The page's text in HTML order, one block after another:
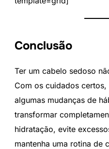
Conclusão
Ter um cabelo sedoso
Com os cuidados
algumas mudanças de
transformar
hidratação, evite
mantenha uma rotina de